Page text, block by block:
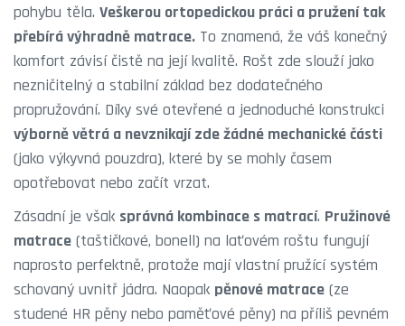
pohybu těla. Veškerou ortopedickou práci a pružení tak
přebírá výhradně matrace. To znamená, že váš konečný
komfort závisí čistě na její kvalitě. Rošt zde slouží jako
nezničitelný a stabilní základ bez dodatečného
propružování. Díky své otevřené a jednoduché konstrukci
výborně větrá a nevznikají zde žádné mechanické části
(jako výkyvná pouzdra), které by se mohly časem
opotřebovat nebo začít vrzat.
Zásadní je však správná kombinace s matrací. Pružinové
matrace (taštičkové, bonell) na laťovém roštu fungují
naprosto perfektně, protože mají vlastní pružící systém
schovaný uvnitř jádra. Naopak pěnové matrace (ze
studené HR pěny nebo paměťové pěny) na příliš pevném